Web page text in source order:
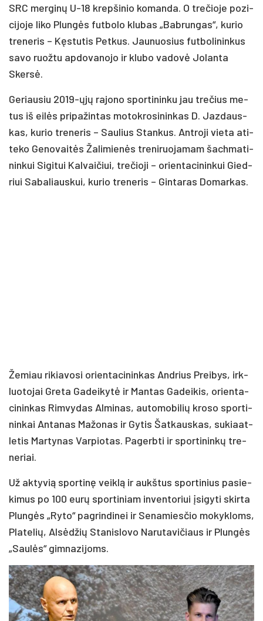
SRC mer­gi­nų U-18 krep­ši­nio ko­man­da. O tre­čio­je po­zi­
ci­jo­je li­ko Plun­gės fut­bo­lo klu­bas „Bab­run­gas“, ku­rio
tre­ne­ris – Kęs­tu­tis Pet­kus. Jau­nuo­sius fut­bo­li­nin­kus
sa­vo ruož­tu ap­do­va­no­jo ir klu­bo va­do­vė Jo­lan­ta
Sker­sė.
Ge­riau­siu 2019-ųjų ra­jo­no spor­ti­nin­ku jau tre­čius me­
tus iš ei­lės pri­pa­žin­tas mo­tok­ro­si­nin­kas D. Jaz­daus­
kas, ku­rio tre­ne­ris – Sau­lius Stan­kus. Ant­ro­ji vie­ta ati­
te­ko Ge­no­vai­tės Ža­li­mie­nės tre­ni­ruo­ja­mam šach­ma­ti­
nin­kui Si­gi­tui Kal­vai­čiui, tre­čio­ji – orien­ta­ci­nin­kui Gied­
riui Sa­ba­liaus­kui, ku­rio tre­ne­ris – Gin­ta­ras Do­mar­kas.
Že­miau ri­kia­vo­si orien­ta­ci­nin­kas And­rius Prei­bys, irk­
luo­to­jai Gre­ta Ga­dei­ky­tė ir Man­tas Ga­dei­kis, orien­ta­
ci­nin­kas Rim­vy­das Al­mi­nas, au­to­mo­bi­lių kro­so spor­ti­
nin­kai An­ta­nas Ma­žo­nas ir Gy­tis Šat­kaus­kas, su­kiaat­
le­tis Mar­ty­nas Var­pio­tas. Pa­gerb­ti ir spor­ti­nin­kų tre­
ne­riai.
Už ak­ty­vią spor­ti­nę veik­lą ir aukš­tus spor­ti­nius pa­sie­
ki­mus po 100 eu­rų spor­ti­niam in­ven­to­riui įsi­gy­ti skir­ta
Plun­gės „Ry­to“ pa­grin­di­nei ir Se­na­mies­čio mo­kyk­loms,
Pla­te­lių, Al­sė­džių Sta­nis­lo­vo Na­ru­ta­vi­čiaus ir Plun­gės
„Sau­lės“ gim­na­zi­joms.